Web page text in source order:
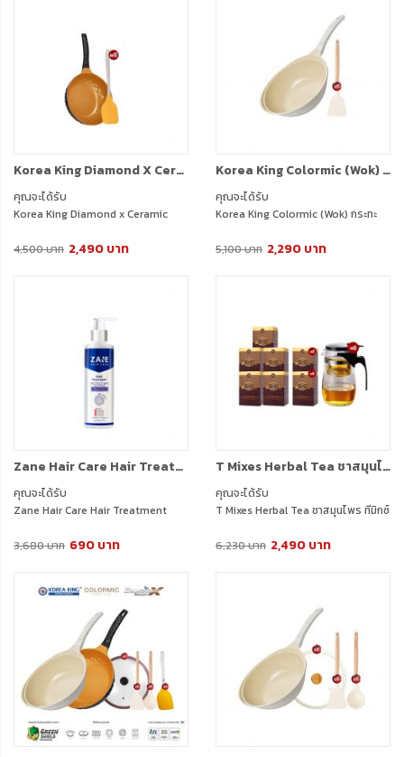
แถมฟรีตะหลิวซิลิโคน 2 อัน + แถมฟรี
Korea King Diamond X Ceramic (Gold) กระทะ โคเรียคิง ไดมอนด์ เอ็กซ์ เซรามิก (สีทอง) (28cm) 1 ใบ + แถมฟรี ตะหลิว ซิลิโคน 1 อัน
คุณจะได้รับ
Korea King Diamond x Ceramic
เซรามิก (สีทอง) (28cm) 1 ใบ + แถมฟรี
2,490 บาท
4,500 บาท
Korea King Colormic (Wok) กระทะ โคเรียคิง คัลเลอมิค ก้นลึก (26cm) 1 ใบ + แถมฟรี ตะหลิว (สีขาว) 1 อัน
คุณจะได้รับ
Korea King Colormic (Wok) กระทะ
ใบ + แถมฟรี ตะหลิว (สีขาว) 1 อัน
2,290 บาท
5,100 บาท
Zane Hair Care Hair Treatment (200ml.) 1 ขวด
คุณจะได้รับ
Zane Hair Care Hair Treatment
690 บาท
3,680 บาท
T Mixes Herbal Tea ชาสมุนไพร ทีมิกซ์ (10ซอง) 5 กล่อง + แถมฟรี T Mixes Herbal Tea (10ซอง) 2 กล่อง + กาชงชา (750ml.) 1 ใบ
คุณจะได้รับ
T Mixes Herbal Tea ชาสมุนไพร ทีมิกซ์
Herbal Tea (10ซอง) 2 กล่อง + กาชง
2,490 บาท
6,230 บาท